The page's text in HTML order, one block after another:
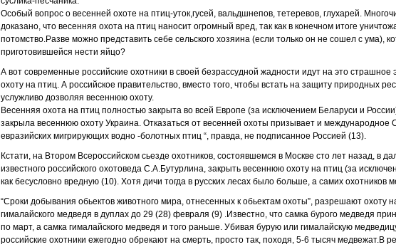
Особый вопрос о весенней охоте на птиц-уток,гусей, вальдшнепов, тетеревов, глухарей.
доказано, что весенняя охота на птиц наносит огромный вред, так как в конечном итоге
потомство.Разве можно представить себе сельского хозяина (если только он не сошел с ума),
приготовившейся нести яйцо?
А вот современные российские охотники в своей безрассудной жадности идут на это страшное
охоту на птиц. А российское правительство, вместо того, чтобы встать на защиту природных
услужливо дозволяя весеннюю охоту.
Весенняя охота на птиц полностью закрыта во всей Европе (за исключением Беларуси и
закрыла весеннюю охоту Украина. Отказаться от весенней охоты призывает и
евразийских мигрирующих водно -болотных птиц “, правда, не подписанное Россией (13).
Кстати, на Втором Всероссийском сьезде охотников, состоявшемся в Москве сто лет назад, в
известного российского охотоведа С.А.Бутурлина, закрыть весеннюю охоту на птиц (за
как бесусловно вредную (10). Хотя дичи тогда в русских лесах было больше, а самих охотников
“Сроки добывания обьектов животного мира, отнесенных к обьектам охоты”, разрешают охоту
гималайского медведя в дуплах до 29 (28) февраля (9) .Известно, что самка бурого медведя
по март, а самка гималайского медведя и того раньше. Убивая бурую или гималайскую
российские охотники ежегодно обрекают на смерть, просто так, походя, 5-6 тысяч медвежат.В